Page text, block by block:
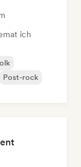
ich
Post-rock